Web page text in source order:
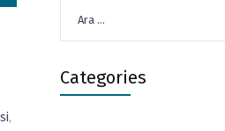
,
Categories